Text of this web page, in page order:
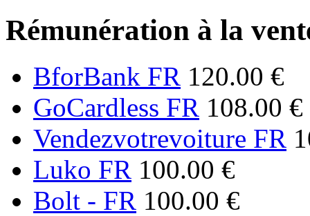
Rémunération à la
BforBank FR 120.00 €
GoCardless FR 108.00 €
Vendezvotrevoiture FR
Luko FR 100.00 €
Bolt - FR 100.00 €